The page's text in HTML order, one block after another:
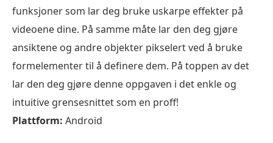
funksjoner som lar deg bruke uskarpe effekter på
videoene dine. På samme måte lar den deg gjøre
ansiktene og andre objekter pikselert ved å bruke
formelementer til å definere dem. På toppen av det
lar den deg gjøre denne oppgaven i det enkle og
intuitive grensesnittet som en proff!
Plattform: Android